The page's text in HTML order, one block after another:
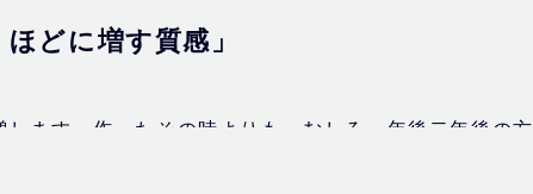
どに増す質感」
ます。作ったその時よりも、むしろ一年後二年後の方